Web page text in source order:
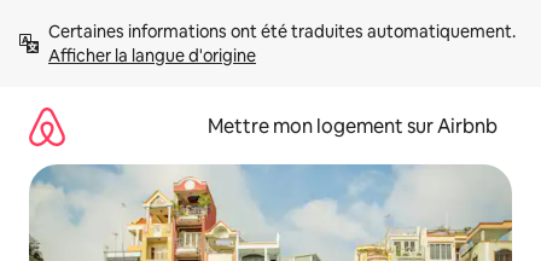
directement
Afficher la langue d'origine
Mettre mon logement sur Airbnb